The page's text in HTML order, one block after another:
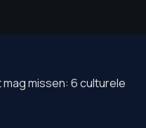
missen: 6 culturele